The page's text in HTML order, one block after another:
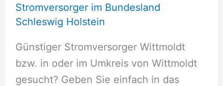
Stromversorger im Bundesland
Schleswig Holstein
Günstiger Stromversorger Wittmoldt
bzw. in oder im Umkreis von Wittmoldt
gesucht? Geben Sie einfach in das